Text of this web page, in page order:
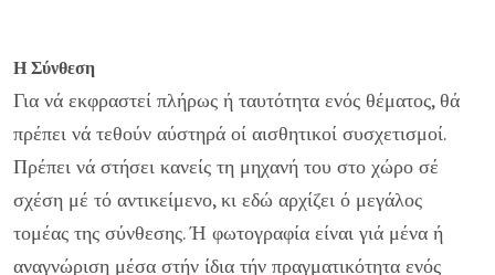
Η Σύνθεση
Για νά εκφραστεί πλήρως ή ταυτότητα ενός θέματος, θά
πρέ­πει νά τεθούν αύστηρά οί αισθητικοί συσχετισμοί.
Πρέπει νά στήσει κανείς τη μηχανή του στο χώρο σέ
σχέση μέ τό αντι­κείμενο, κι εδώ αρχίζει ό μεγάλος
τομέας της σύνθεσης. Ή φωτογραφία είναι γιά μένα ή
αναγνώριση μέσα στήν ίδια τήν πραγματικότητα ενός